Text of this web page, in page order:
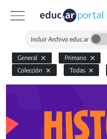
Incluir Archivo educ.ar
General Primario
Colección
Todas